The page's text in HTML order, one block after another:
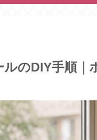
のDIY手順｜